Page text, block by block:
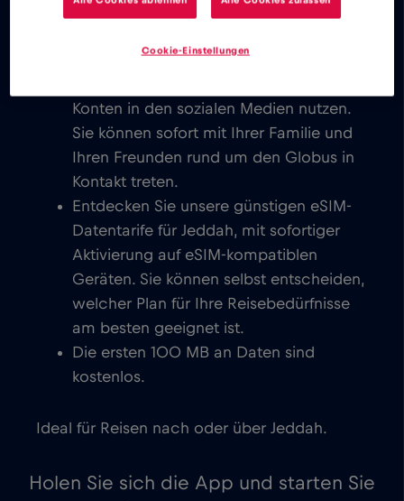
Sie können E-Mails schreiben, chatten,
Konten in den sozialen Medien nutzen.
Sie können sofort mit Ihrer Familie und
Ihren Freunden rund um den Globus in
Kontakt treten.
Entdecken Sie unsere günstigen eSIM-
Datentarife für Jeddah, mit sofortiger
Aktivierung auf eSIM-kompatiblen
Geräten. Sie können selbst entscheiden,
welcher Plan für Ihre Reisebedürfnisse
am besten geeignet ist.
Die ersten 100 MB an Daten sind
kostenlos.
Ideal für Reisen nach oder über Jeddah.
Holen Sie sich die App und starten Sie
Cookie-Einstellungen